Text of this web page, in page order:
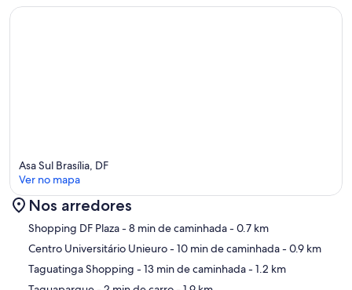
Mapa
Asa Sul Brasília, DF
Ver no mapa
Nos arredores
Shopping DF Plaza- 8 min de caminhada- 0.7 km
Centro Universitário Unieuro- 10 min de caminhada- 0.9 km
Taguatinga Shopping - 13 min de caminhada- 1.2 km